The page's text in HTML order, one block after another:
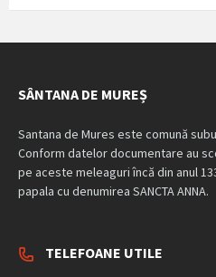
SÂNTANA DE MUREȘ
Santana de Mures este comună
Conform datelor documentare au
pe aceste meleaguri încă din anul
papala cu denumirea SANCTA ANNA.
TELEFOANE UTILE